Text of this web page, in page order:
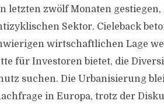
letzten zwölf Monaten
Sektor. Cieleback
wirtschaftlichen Lage
für Investoren bietet, die
suchen. Die Urbanisierung
in Europa, trotz der